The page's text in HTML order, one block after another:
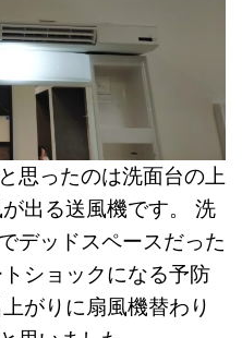
思ったのは洗面台の上
出る送風機です。 洗
デッドスペースだった
ショックになる予防
がりに扇風機替わり